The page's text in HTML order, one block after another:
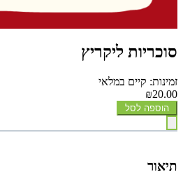
סוכריות ליקריץ
זמינות: קיים במלאי
₪20.00
הוספה לסל
תיאור